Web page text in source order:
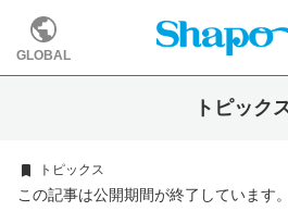
GLOBAL
トピック
トピックス
この記事は公開期間が終了しています。